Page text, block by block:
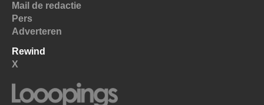
Mail de redactie
Pers
Adverteren
Rewind
X